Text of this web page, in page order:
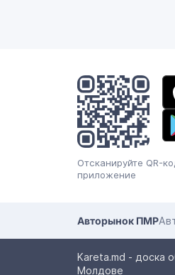
Отсканируйте QR-
приложение
Авторынок ПМР
Kareta.md - доска
Молдове